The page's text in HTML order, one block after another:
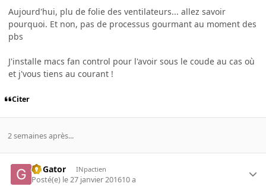
Aujourd'hui, plu de folie des ventilateurs... allez savoir
pourquoi. Et non, pas de processus gourmant au moment des
pbs
J'installe macs fan control pour l'avoir sous le coude au cas où
et j'vous tiens au courant !
Citer
2 semaines après...
GoGator INpactien
Posté(e) le 27 janvier 201610 a